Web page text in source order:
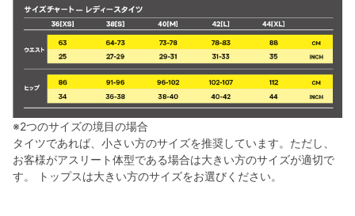
※2つのサイズの境目の場合
タイツであれば、小さい方のサイズを推奨しています。ただし、
お客様がアスリート体型である場合は大きい方のサイズが適切で
す。 トップスは大きい方のサイズをお選びください。